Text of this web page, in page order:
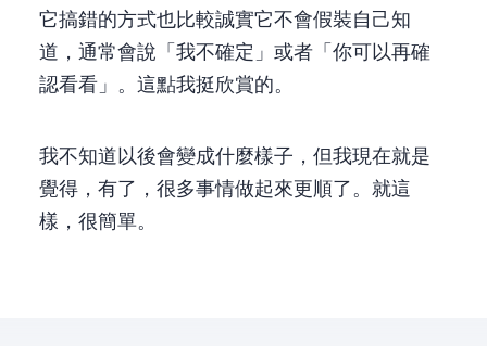
它搞錯的方式也比較誠實——它不會假裝自己知
道，通常會說「我不確定」或者「你可以再確
認看看」。這點我挺欣賞的。
我不知道以後 AI 會變成什麼樣子，但我現在就是
覺得，有了 Claude，很多事情做起來更順了。就這
樣，很簡單。